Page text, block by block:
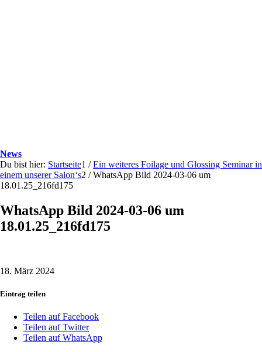
News
Du bist hier: Startseite1 / Ein weiteres Foilage und Glossing Seminar in
einem unserer Salon‘s2 / WhatsApp Bild 2024-03-06 um
18.01.25_216fd175
WhatsApp Bild 2024-03-06 um
18.01.25_216fd175
18. März 2024
Eintrag teilen
Teilen auf Facebook
Teilen auf Twitter
Teilen auf WhatsApp